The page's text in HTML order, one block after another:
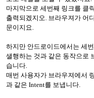
마지막으로 세번째 링크를 클
출력되겠지오. 브라우져가 어
문이지요.
하지만 안드로이드에서는 세
샐행하는 것과 같은 동작으로
습니다.
매번 사용자가 브라우져에서
과 같은 Intent를 보냅니다.